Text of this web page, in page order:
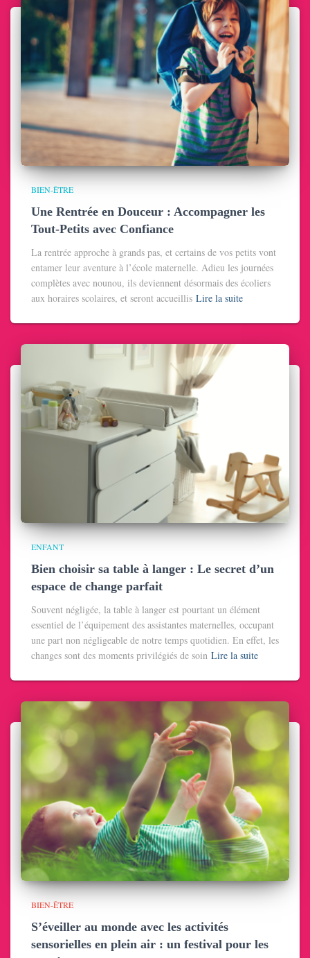
BIEN-ÊTRE
Une Rentrée en Douceur : Accompagner les
Tout-Petits avec Confiance
La rentrée approche à grands pas, et certains de vos petits vont
entamer leur aventure à l’école maternelle. Adieu les journées
complètes avec nounou, ils deviennent désormais des écoliers
aux horaires scolaires, et seront accueillis Lire la suite
ENFANT
Bien choisir sa table à langer : Le secret d’un
espace de change parfait
Souvent négligée, la table à langer est pourtant un élément
essentiel de l’équipement des assistantes maternelles, occupant
une part non négligeable de notre temps quotidien. En effet, les
changes sont des moments privilégiés de soin Lire la suite
BIEN-ÊTRE
S’éveiller au monde avec les activités
sensorielles en plein air : un festival pour les